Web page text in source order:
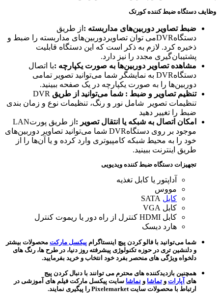
وظایف دستگاه ضبط کننده کورتک
ضبط تصاویر دوربین‌های مداربسته : از طریق
دستگاهDVRمی توان تصاویردوربین‌های مداربسته را ضبط و
ذخیره کرد. لازم به ذکر است که این دستگاه قابلیت
پشتیبان‌گیری مجدد را نیز دارد.
مشاهده تصاویر دوربین‌ها به صورت یکپارچه :با اتصال
دستگاهDVR به نمایشگر شما می‌توانید تصویر تمامی
دوربین‌ها را به صورت یکپارچه در یک صفحه ببینید.
تنظیم تصاویر و ضبط : شما می‌توانید از طریق DVR
تنظیمات تصویر شامل نور و رنگ، تنظیمات نوع و زمان بندی
ضبط را تغییر دهید
امکان اتصال به شبکه یا انتقال تصویر :
از طریق پورتLAN
موجود بر روی دستگاهDVR شما می‌توانید تصاویر دوربین‌های
خود را به محیط شبکه کامپیوتری وارد کرده و یا آن‌ها را از
طریق اینترنت ببینید.
تجهیزات دستگاه ضبط کننده ویدیویی
آداپتور یا کابل تغذیه
مووس
کابل
کابل VGA
کابل HDMI کنترل از راه دور یا ریموت کنترل
هارد دیسک
شما می‌توانید با فالو کردن پیچ اینستاگرام پیکسل مارکت محصولات بیشتر
و دلنشین تری در حوزه تکنولوژی پیشرفته روز دنیا، در طرح ها، رنگ های
دلخواه ویژگی های منحصر بفرد خود انتخاب و خرید بفرمایید.
همچنین بازدیدکننده های محترم می توانند با دنبال کردن پیج
های آپارات و تماشا و نماشا سایت پیکسل مارکت فیلم های آموزشی در
ارتباط با محصولات سایت Pixelemarket را پیگیری نمایند.